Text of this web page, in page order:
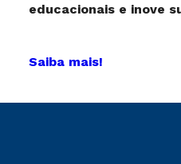
educacionais e inove
Saiba mais!